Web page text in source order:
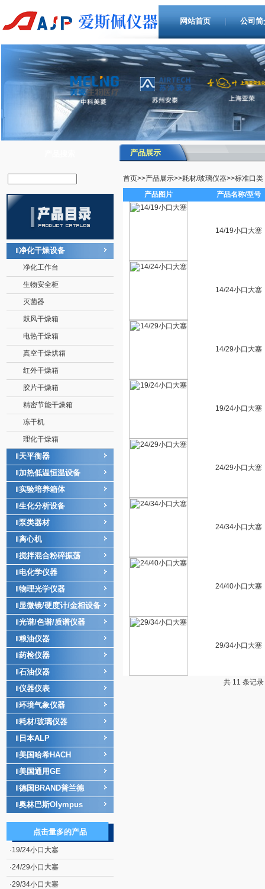
网站首页 公司简
净化干燥设备
净化工作台
生物安全柜
灭菌器
鼓风干燥箱
电热干燥箱
真空干燥烘箱
红外干燥箱
胶片干燥箱
精密节能干燥箱
冻干机
理化干燥箱
天平衡器
加热低温恒温设备
实验培养箱体
生化分析设备
泵类器材
离心机
搅拌混合粉碎振荡
电化学仪器
物理光学仪器
显微镜/硬度计/金相设备
光谱/色谱/质谱仪器
粮油仪器
药检仪器
石油仪器
仪器仪表
环境气象仪器
耗材/玻璃仪器
日本ALP
美国哈希HACH
美国通用GE
德国BRAND普兰德
奥林巴斯Olympus
点击量多的产品
·19/24小口大塞
·24/29小口大塞
·29/34小口大塞
产品展示
首页>>产品展示>>耗材/玻璃仪器>>标准口类
产品图片
产品名称/型号
14/19小口大塞
14/24小口大塞
14/29小口大塞
19/24小口大塞
24/29小口大塞
24/34小口大塞
24/40小口大塞
29/34小口大塞
共 11 条记